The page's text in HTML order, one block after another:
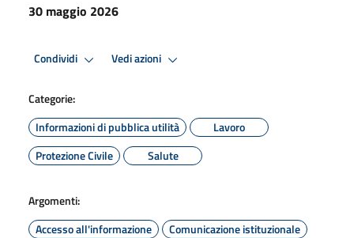
30 maggio 2026
Condividi Vedi azioni
Categorie:
Informazioni di pubblica utilità
Lavoro
Protezione Civile
Salute
Argomenti:
Accesso all'informazione
Comunicazione istituzionale